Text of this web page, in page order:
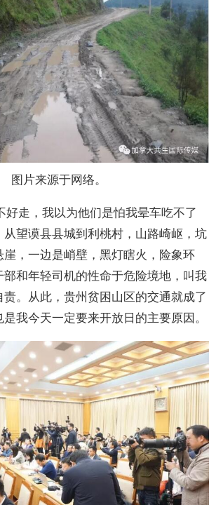
图片来源于网络。
走，我以为他们是怕我晕车吃不了
望谟县县城到利桃村，山路崎岖，坑
，一边是峭壁，黑灯瞎火，险象环
和年轻司机的性命于危险境地，叫我
责。从此，贵州贫困山区的交通就成了
我今天一定要来开放日的主要原因。